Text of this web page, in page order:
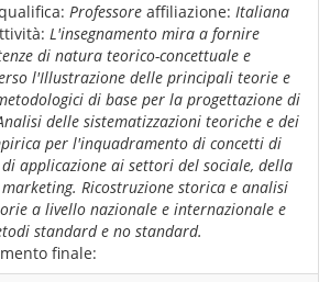
Professore affiliazione: Italiana
L'insegnamento mira a fornire
di natura teorico-concettuale e
l'Illustrazione delle principali teorie e
di base per la progettazione di
delle sistematizzazioni teoriche e dei
per l'inquadramento di concetti di
applicazione ai settori del sociale, della
Ricostruzione storica e analisi
a livello nazionale e internazionale e
standard e no standard.
finale: